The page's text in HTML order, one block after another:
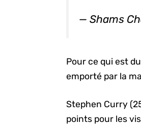
— Shams
Pour ce qui est
emporté par la
Stephen Curry
points pour les